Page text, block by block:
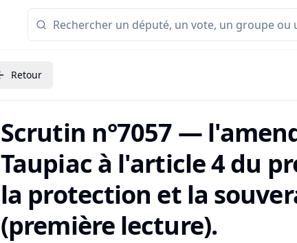
Retour
Scrutin n°7057 —
Taupiac à l'article 4 du
la protection et la
(première lecture).